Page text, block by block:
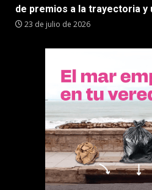
de premios a la trayectoria y
23 de julio de 2026